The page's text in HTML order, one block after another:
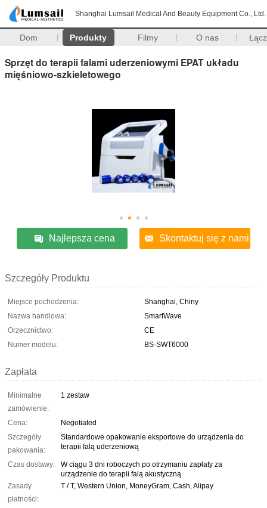
Shanghai Lumsail Medical And Beauty Equipment Co., Ltd.
Dom Produkty Filmy O nas
Sprzęt do terapii falami uderzeniowymi EPAT układu
mięśniowo-szkieletowego
Najlepsza cena Skontaktuj się z nami
Szczegóły Produktu
Miejsce pochodzenia:
Shanghai, Chiny
Nazwa handlowa:
SmartWave
Orzecznictwo:
CE
Numer modelu:
BS-SWT6000
Zapłata
Minimalne
zamówienie:
1 zestaw
Cena:
Negotiated
Szczegóły
pakowania:
Standardowe opakowanie eksportowe do urządzenia do
terapii falą uderzeniową
Czas dostawy:
W ciągu 3 dni roboczych po otrzymaniu zapłaty za
urządzenie do terapii falą akustyczną
Zasady
płatności:
T / T, Western Union, MoneyGram, Cash, Alipay